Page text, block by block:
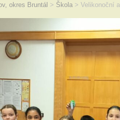
okres Bruntál > Škola > Velikonoční